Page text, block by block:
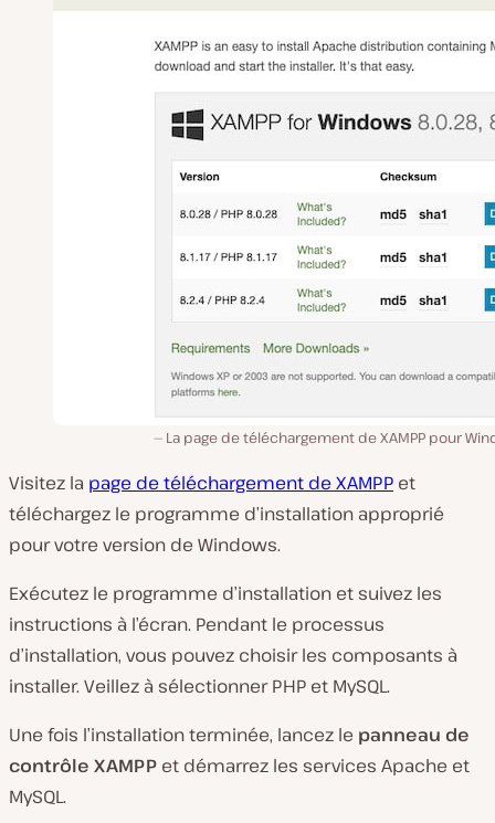
La page de téléchargement de XAMPP pour
Visitez la page de téléchargement de XAMPP et
téléchargez le programme d’installation approprié
pour votre version de Windows.
Exécutez le programme d’installation et suivez les
instructions à l’écran. Pendant le processus
d’installation, vous pouvez choisir les composants à
installer. Veillez à sélectionner PHP et MySQL.
Une fois l’installation terminée, lancez le panneau de
contrôle XAMPP et démarrez les services Apache et
MySQL.